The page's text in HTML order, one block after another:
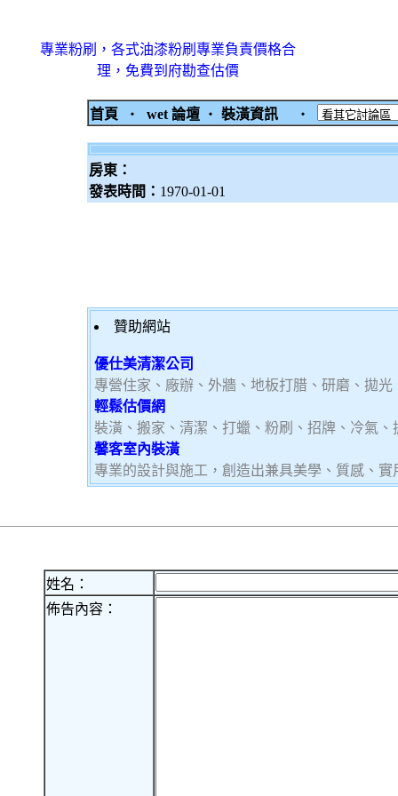
專業粉刷，各式油漆粉刷專業負責價格合
理，免費到府勘查估價
首頁 ‧ wet 論壇 ‧ 裝潢資訊 ‧
房東：
發表時間： 1970-01-01
贊助網站
優仕美清潔公司
專營住家、廠辦、外牆、地板打腊、研磨、拋
輕鬆估價網
裝潢、搬家、清潔、打蠟、粉刷、招牌、冷氣
馨客室內裝潢
專業的設計與施工，創造出兼具美學、質感、實
姓名：
佈告內容：